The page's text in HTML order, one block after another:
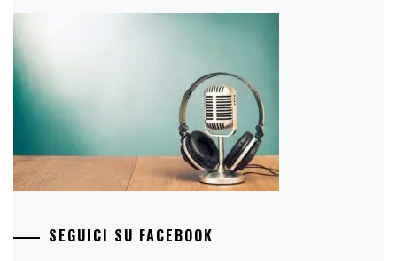
SEGUICI SU FACEBOOK